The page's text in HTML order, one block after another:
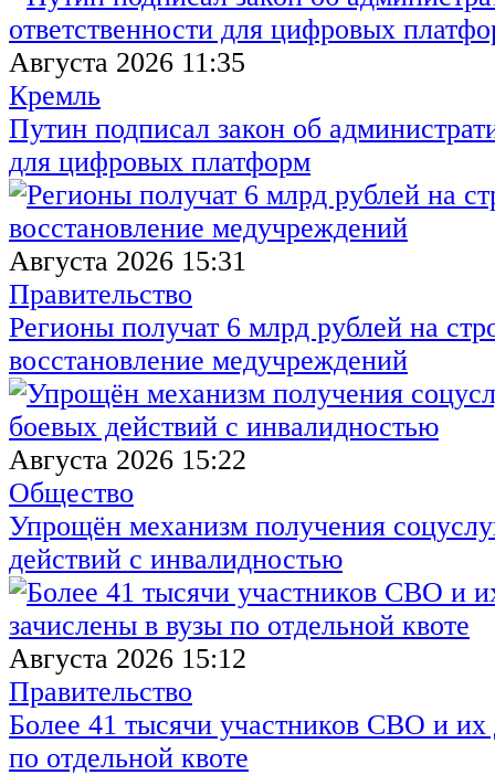
Августа 2026 11:35
Кремль
Путин подписал закон об
для цифровых платформ
Августа 2026 15:31
Правительство
Регионы получат 6 млрд рублей на
восстановление медучреждений
Августа 2026 15:22
Общество
Упрощён механизм получения
действий с инвалидностью
Августа 2026 15:12
Правительство
Более 41 тысячи участников СВО и их
по отдельной квоте